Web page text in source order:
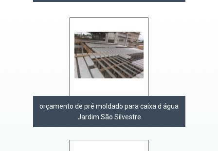
orçamento de pré moldado para caixa d água
Jardim São Silvestre